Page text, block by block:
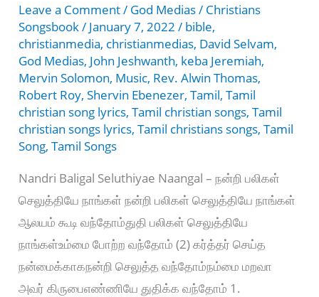
Leave a Comment/ God Medias/ Christians
Songsbook/ January 7, 2022/ bible,
christianmedia, christianmedias, David Selvam,
God Medias, John Jeshwanth, keba Jeremiah,
Mervin Solomon, Music, Rev. Alwin Thomas,
Robert Roy,Shervin Ebenezer,Tamil,Tamil
christian song lyrics,Tamil christian songs,Tamil
christian songs lyrics,Tamil christians songs,Tamil
Song,Tamil Songs
Nandri Baligal Seluthiyae Naangal – நன்றி பலிகள்
செலுத்தியே நாங்கள் நன்றி பலிகள் செலுத்தியே நாங்கள்
ஆலயம் கூடி வந்தோம்துதி பலிகள் செலுத்தியே
நாங்கள்உம்மை போற்ற வந்தோம் (2) கர்த்தர் செய்த
நன்மைக்காகநன்றி செலுத்த வந்தோம்நம்மை மறவா
அவர் கிருபைஎண்ணியே துதிக்க வந்தோம் 1.